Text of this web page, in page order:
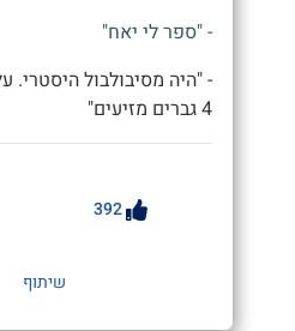
- "ספר לי יאח"
- "היה מסיבולבול היסטרי.
4 גברים מזיעים"
392
שיתוף